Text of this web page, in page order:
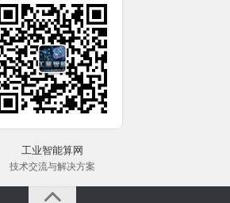
工业智能算网
技术交流与解决方案